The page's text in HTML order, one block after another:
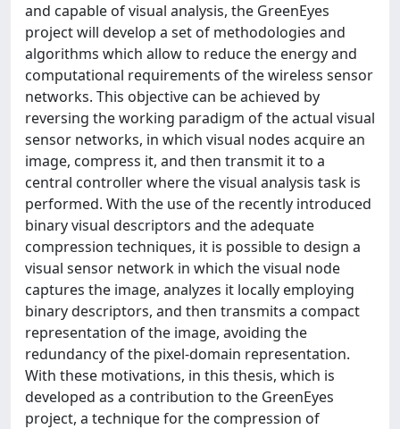
and capable of visual analysis, the GreenEyes
project will develop a set of methodologies and
algorithms which allow to reduce the energy and
computational requirements of the wireless sensor
networks. This objective can be achieved by
reversing the working paradigm of the actual visual
sensor networks, in which visual nodes acquire an
image, compress it, and then transmit it to a
central controller where the visual analysis task is
performed. With the use of the recently introduced
binary visual descriptors and the adequate
compression techniques, it is possible to design a
visual sensor network in which the visual node
captures the image, analyzes it locally employing
binary descriptors, and then transmits a compact
representation of the image, avoiding the
redundancy of the pixel-domain representation.
With these motivations, in this thesis, which is
developed as a contribution to the GreenEyes
project, a technique for the compression of